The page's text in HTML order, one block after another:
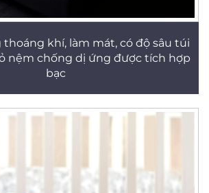
thoáng khí, làm mát, có độ sâu túi
nệm chống dị ứng được tích hợp
bạc